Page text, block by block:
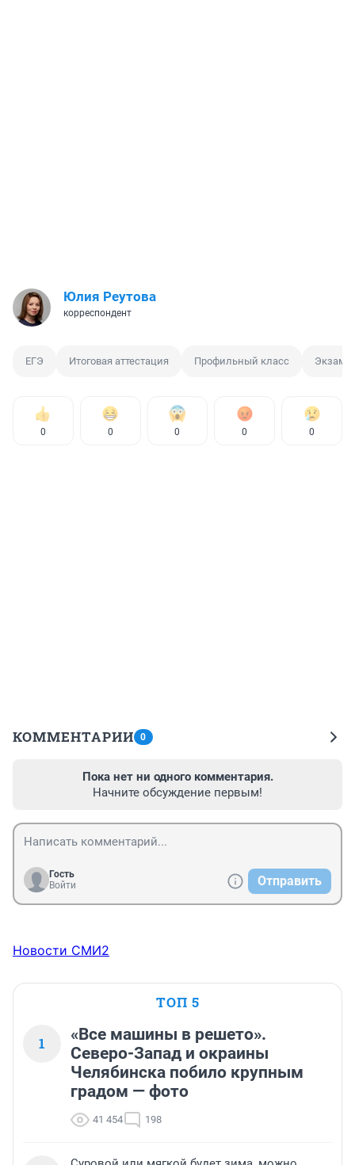
Юлия Реутова
корреспондент
ЕГЭ Итоговая аттестация Профильный класс
0 0 0 0 0
КОММЕНТАРИИ 0
Пока нет ни одного комментария.
Начните обсуждение первым!
Гость
Войти
Отправить
Новости СМИ2
ТОП 5
1
«Все машины в решето».
Северо-Запад и окраины
Челябинска побило крупным
градом — фото
41 454 198